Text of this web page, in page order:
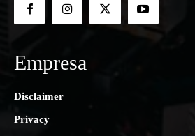
Empresa
Disclaimer
Privacy